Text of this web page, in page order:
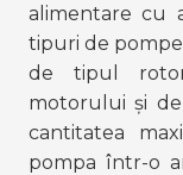
alimentare cu
tipuri de
de tipul
motorului și
cantitatea
pompa într-o